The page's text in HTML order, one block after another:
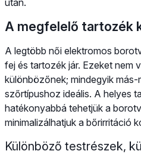
A megfelelő tartozék
A legtöbb női elektromos
fej és tartozék jár. Ezeket nem
különbözőnek; mindegyik
szőrtípushoz ideális. A helyes
hatékonyabbá tehetjük a
minimalizálhatjuk a bőrirritáció
Különböző testrészek,